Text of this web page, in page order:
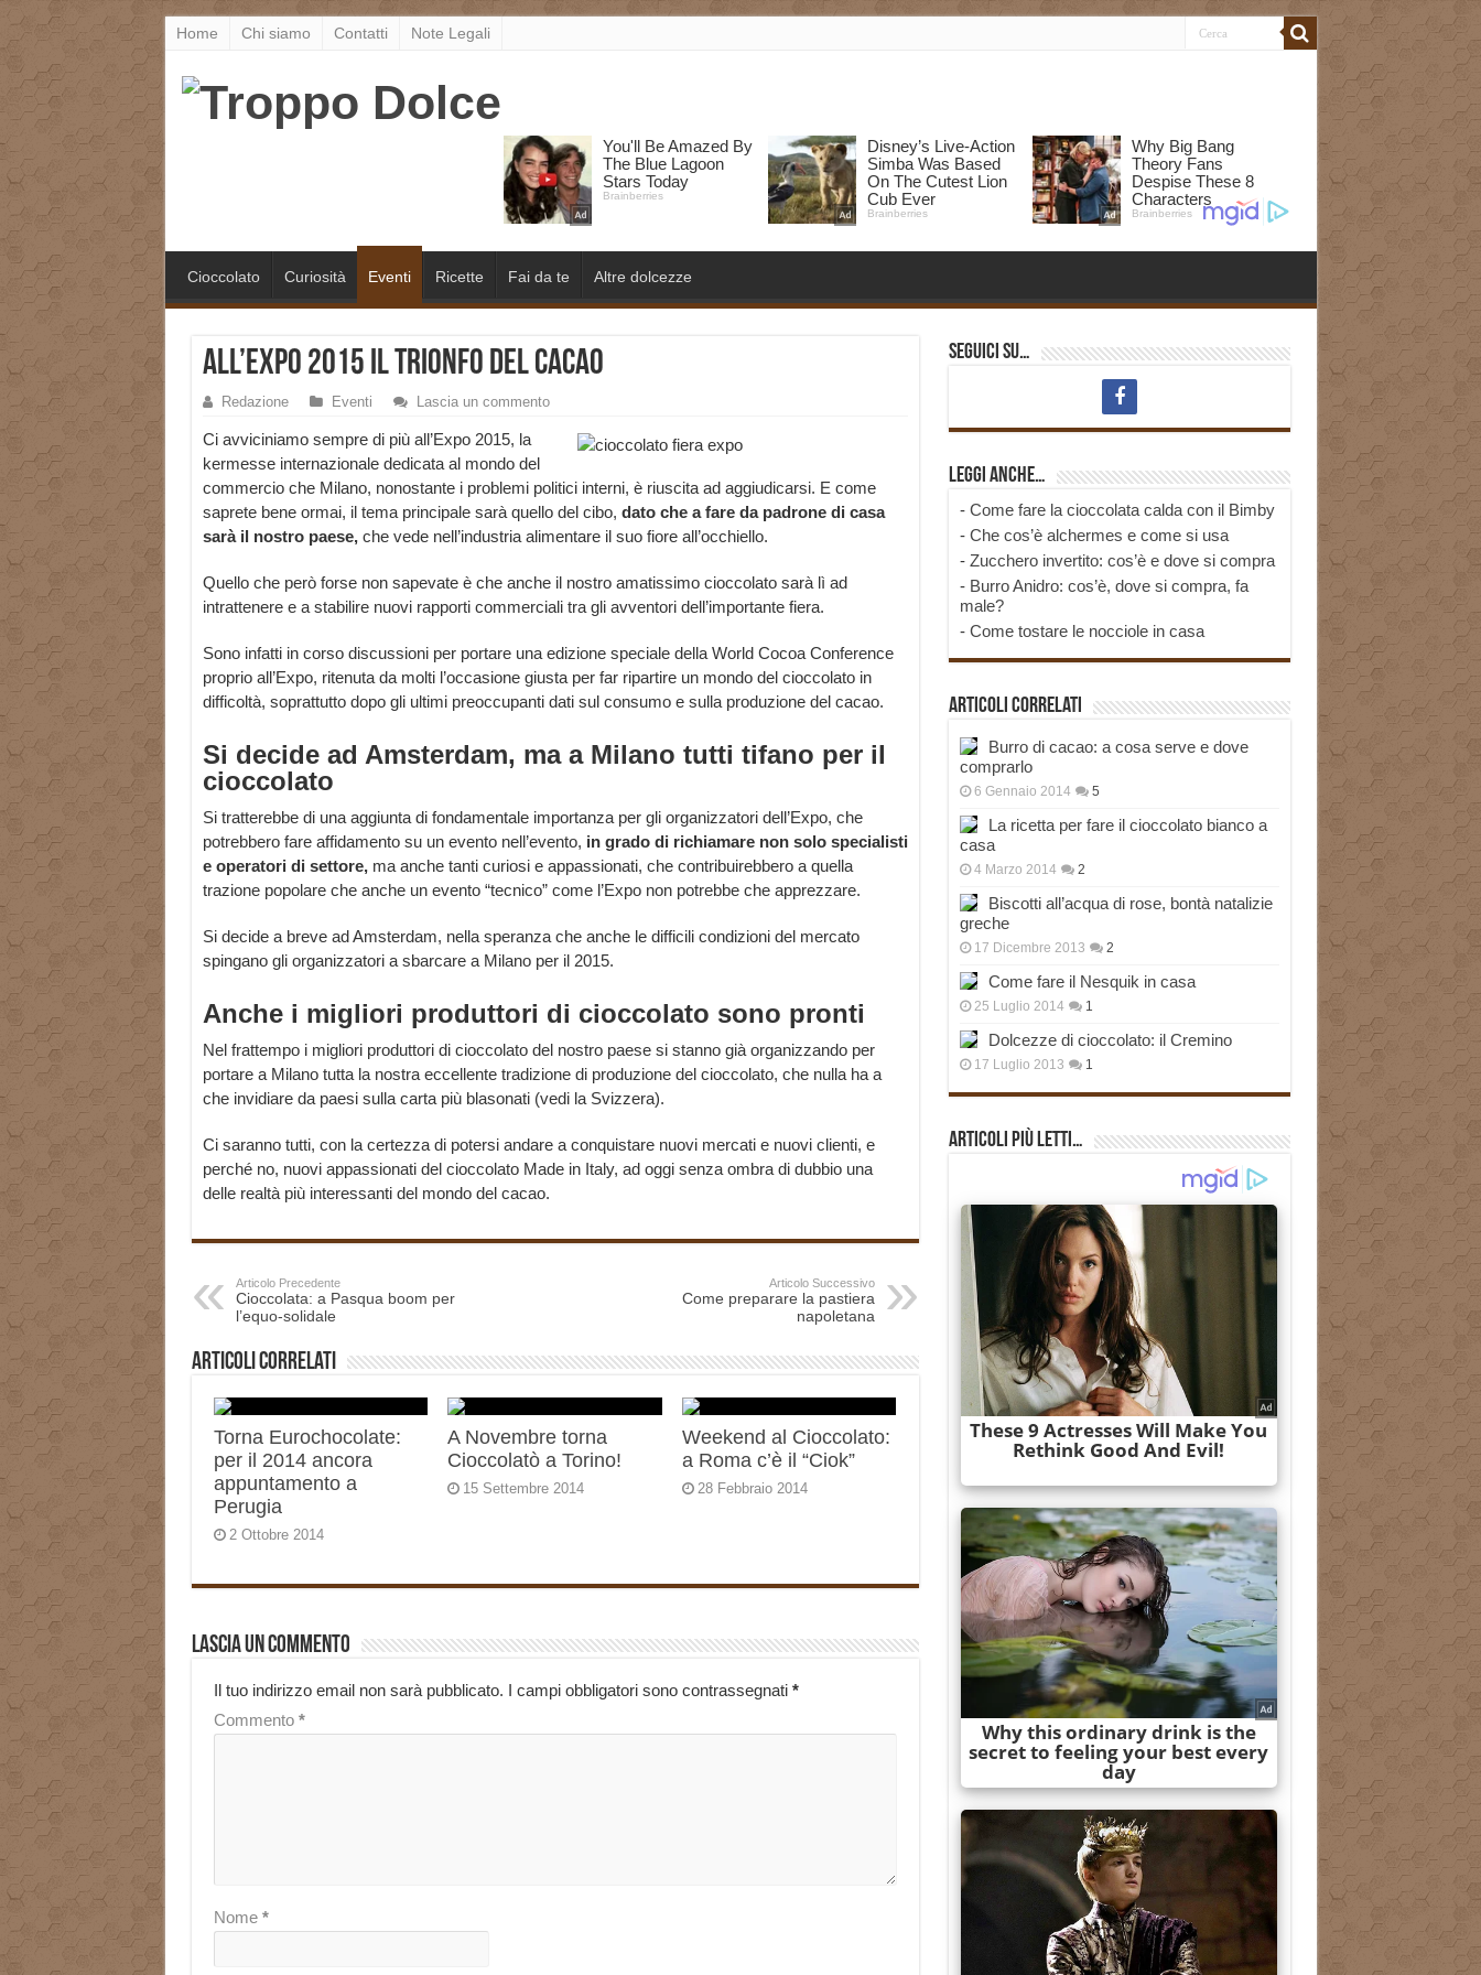
Home Chi siamo Contatti Note Legali
Cioccolato Curiosità Eventi Ricette Fai da te Altre dolcezze
All’EXPO 2015 il trionfo del cacao
Redazione Eventi Lascia un commento
Ci avviciniamo sempre di più all’Expo 2015, la
kermesse internazionale dedicata al mondo del
commercio che Milano, nonostante i problemi politici interni, è riuscita ad aggiudicarsi. E come
saprete bene ormai, il tema principale sarà quello del cibo, dato che a fare da padrone di casa
sarà il nostro paese, che vede nell’industria alimentare il suo fiore all’occhiello.
Quello che però forse non sapevate è che anche il nostro amatissimo cioccolato sarà lì ad
intrattenere e a stabilire nuovi rapporti commerciali tra gli avventori dell’importante fiera.
Sono infatti in corso discussioni per portare una edizione speciale della World Cocoa Conference
proprio all’Expo, ritenuta da molti l’occasione giusta per far ripartire un mondo del cioccolato in
difficoltà, soprattutto dopo gli ultimi preoccupanti dati sul consumo e sulla produzione del cacao.
Si decide ad Amsterdam, ma a Milano tutti tifano per il
cioccolato
Si tratterebbe di una aggiunta di fondamentale importanza per gli organizzatori dell’Expo, che
potrebbero fare affidamento su un evento nell’evento, in grado di richiamare non solo specialisti
e operatori di settore, ma anche tanti curiosi e appassionati, che contribuirebbero a quella
trazione popolare che anche un evento “tecnico” come l’Expo non potrebbe che apprezzare.
Si decide a breve ad Amsterdam, nella speranza che anche le difficili condizioni del mercato
spingano gli organizzatori a sbarcare a Milano per il 2015.
Anche i migliori produttori di cioccolato sono pronti
Nel frattempo i migliori produttori di cioccolato del nostro paese si stanno già organizzando per
portare a Milano tutta la nostra eccellente tradizione di produzione del cioccolato, che nulla ha a
che invidiare da paesi sulla carta più blasonati (vedi la Svizzera).
Ci saranno tutti, con la certezza di potersi andare a conquistare nuovi mercati e nuovi clienti, e
perché no, nuovi appassionati del cioccolato Made in Italy, ad oggi senza ombra di dubbio una
delle realtà più interessanti del mondo del cacao.
Articolo Precedente
Cioccolata: a Pasqua boom per
l’equo-solidale
Articolo Successivo
Come preparare la pastiera
napoletana
Articoli correlati
Torna Eurochocolate:
per il 2014 ancora
appuntamento a
Perugia
2 Ottobre 2014
A Novembre torna
Cioccolatò a Torino!
15 Settembre 2014
Weekend al Cioccolato:
a Roma c’è il “Ciok”
28 Febbraio 2014
Lascia un commento
Il tuo indirizzo email non sarà pubblicato. I campi obbligatori sono contrassegnati *
Commento *
Nome *
Seguici su…
Leggi anche…
- Come fare la cioccolata calda con il Bimby
- Che cos’è alchermes e come si usa
- Zucchero invertito: cos’è e dove si compra
- Burro Anidro: cos’è, dove si compra, fa
male?
- Come tostare le nocciole in casa
Articoli correlati
Burro di cacao: a cosa serve e dove
comprarlo
6 Gennaio 2014 5
La ricetta per fare il cioccolato bianco a
casa
4 Marzo 2014 2
Biscotti all’acqua di rose, bontà natalizie
greche
17 Dicembre 2013 2
Come fare il Nesquik in casa
25 Luglio 2014 1
Dolcezze di cioccolato: il Cremino
17 Luglio 2013 1
Articoli più Letti…